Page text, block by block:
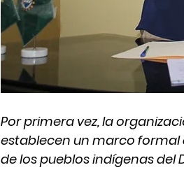
Por primera vez, la
establecen un marco
de los pueblos indígenas del